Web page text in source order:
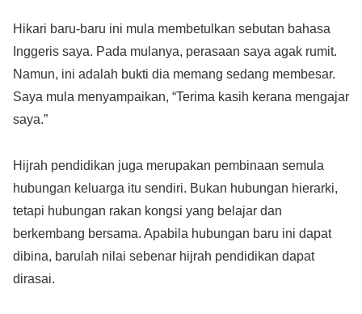
Hikari baru-baru ini mula membetulkan sebutan bahasa
Inggeris saya. Pada mulanya, perasaan saya agak rumit.
Namun, ini adalah bukti dia memang sedang membesar.
Saya mula menyampaikan, “Terima kasih kerana mengajar
saya.”
Hijrah pendidikan juga merupakan pembinaan semula
hubungan keluarga itu sendiri. Bukan hubungan hierarki,
tetapi hubungan rakan kongsi yang belajar dan
berkembang bersama. Apabila hubungan baru ini dapat
dibina, barulah nilai sebenar hijrah pendidikan dapat
dirasai.